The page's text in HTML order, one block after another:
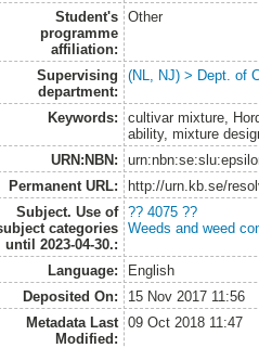
Student's
programme
affiliation:
Other
Supervising
department:
(NL, NJ) > Dept. of
Keywords:
cultivar mixture,
ability, mixture
URN:NBN:
Permanent URL:
http://urn.kb.se/
Subject. Use of
categories
until 2023-04-30.:
?? 4075 ??
Weeds and weed
Language:
English
Deposited On:
15 Nov 2017 11:56
Metadata Last
Modified:
09 Oct 2018 11:47